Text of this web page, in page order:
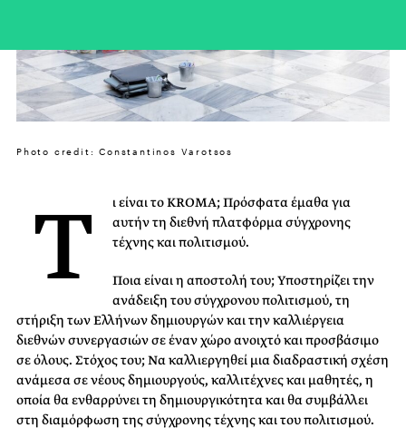
Photo credit: Constantinos Varotsos
Τ
ι είναι το KROMA; Πρόσφατα έμαθα για
αυτήν τη διεθνή πλατφόρμα σύγχρονης
τέχνης και πολιτισμού.
Ποια είναι η αποστολή του; Υποστηρίζει την
ανάδειξη του σύγχρονου πολιτισμού, τη
στήριξη των Ελλήνων δημιουργών και την καλλιέργεια
διεθνών συνεργασιών σε έναν χώρο ανοιχτό και προσβάσιμο
σε όλους. Στόχος του; Να καλλιεργηθεί μια διαδραστική σχέση
ανάμεσα σε νέους δημιουργούς, καλλιτέχνες και μαθητές, η
οποία θα ενθαρρύνει τη δημιουργικότητα και θα συμβάλλει
στη διαμόρφωση της σύγχρονης τέχνης και του πολιτισμού.